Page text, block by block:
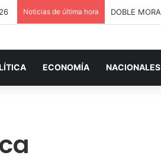
Noticias de última hora
ECONOMÍA NACIONALES